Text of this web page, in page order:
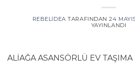
REBELIDEA TARAFINDAN 24
YAYINLANDI
ALİAĞA ASANSÖRLÜ EV